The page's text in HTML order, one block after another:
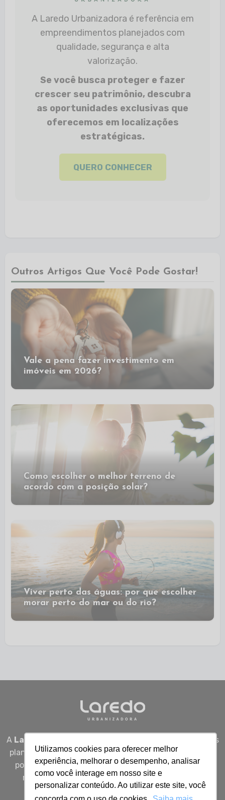
Utilizamos cookies para oferecer melhor
experiência, melhorar o desempenho, analisar
como você interage em nosso site e
personalizar conteúdo. Ao utilizar este site, você
A Laredo Urbanizadora é referência em
empreendimentos planejados com
qualidade, segurança e alta
valorização.
Se você busca proteger e fazer
crescer seu patrimônio, descubra
as oportunidades exclusivas que
oferecemos em localizações
estratégicas.
QUERO CONHECER
Outros Artigos Que Você Pode Gostar!
Vale a pena fazer investimento em
imóveis em 2026?
Como escolher o melhor terreno de
acordo com a posição solar?
Viver perto das águas: por que escolher
morar perto do mar ou do rio?
A Laredo Urbanizadora
desenvolve empreendimentos
planejados em Sergipe, unindo qualidade, segurança e
potencial real de valorização para quem busca viver
melhor, investir bem e construir patrimônio com
inteligência.